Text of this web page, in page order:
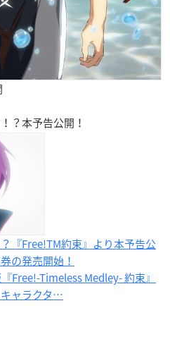
？本予告公開！
『Free!TM約束』より本予告公
の発売開始！
Free!-Timeless Medley- 約束』
ャラクタ…